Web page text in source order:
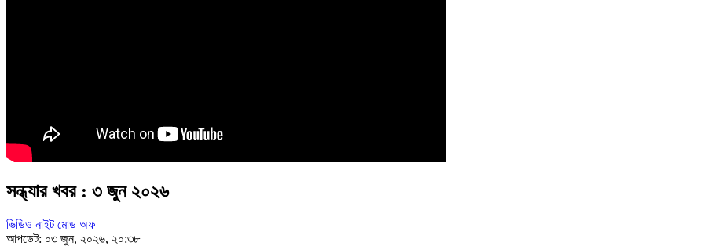
সন্ধ্যার খবর : ৩ জুন ২০২৬
ভিডিও নাইট মোড অফ
আপডেট: ০৩ জুন, ২০২৬, ২০:৩৮